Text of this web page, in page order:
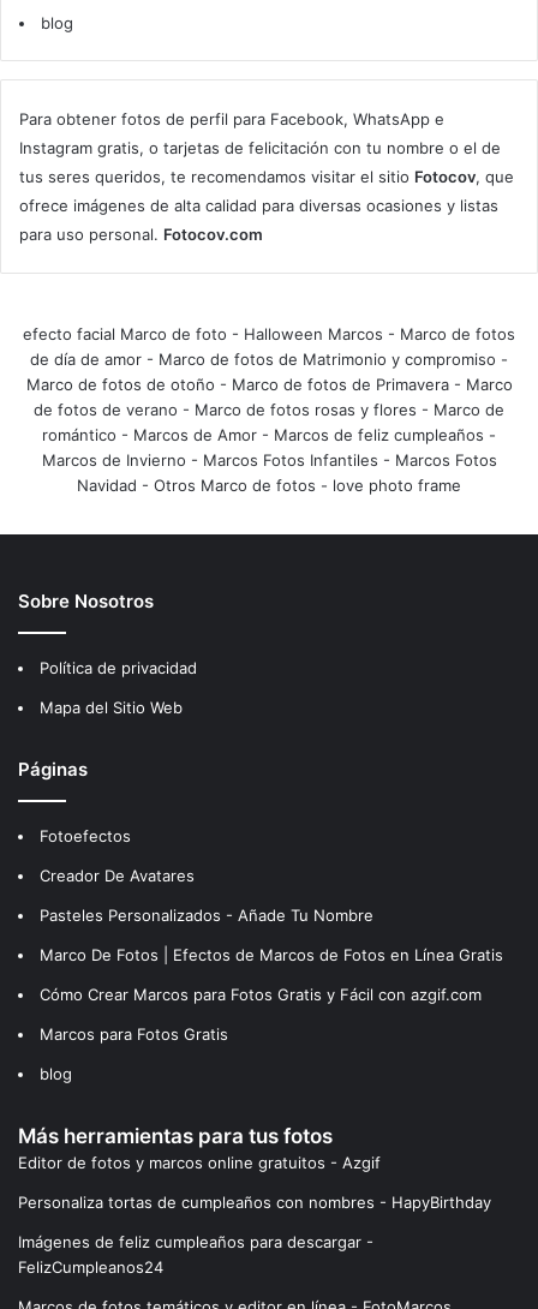
blog
Para obtener fotos de perfil para Facebook, WhatsApp e
Instagram gratis, o tarjetas de felicitación con tu nombre o el de
tus seres queridos, te recomendamos visitar el sitio Fotocov, que
ofrece imágenes de alta calidad para diversas ocasiones y listas
para uso personal. Fotocov.com
efecto facial Marco de foto - Halloween Marcos - Marco de fotos
de día de amor - Marco de fotos de Matrimonio y compromiso -
Marco de fotos de otoño - Marco de fotos de Primavera- Marco
de fotos de verano - Marco de fotos rosas y flores - Marco de
romántico - Marcos de Amor - Marcos de feliz cumpleaños -
Marcos de Invierno - Marcos Fotos Infantiles - Marcos Fotos
Navidad - Otros Marco de fotos - love photo frame
Sobre Nosotros
Política de privacidad
Mapa del Sitio Web
Páginas
Fotoefectos
Creador De Avatares
Pasteles Personalizados - Añade Tu Nombre
Marco De Fotos | Efectos de Marcos de Fotos en Línea Gratis
Cómo Crear Marcos para Fotos Gratis y Fácil con azgif.com
Marcos para Fotos Gratis
blog
Más herramientas para tus fotos
Editor de fotos y marcos online gratuitos - Azgif
Personaliza tortas de cumpleaños con nombres - HapyBirthday
Imágenes de feliz cumpleaños para descargar -
FelizCumpleanos24